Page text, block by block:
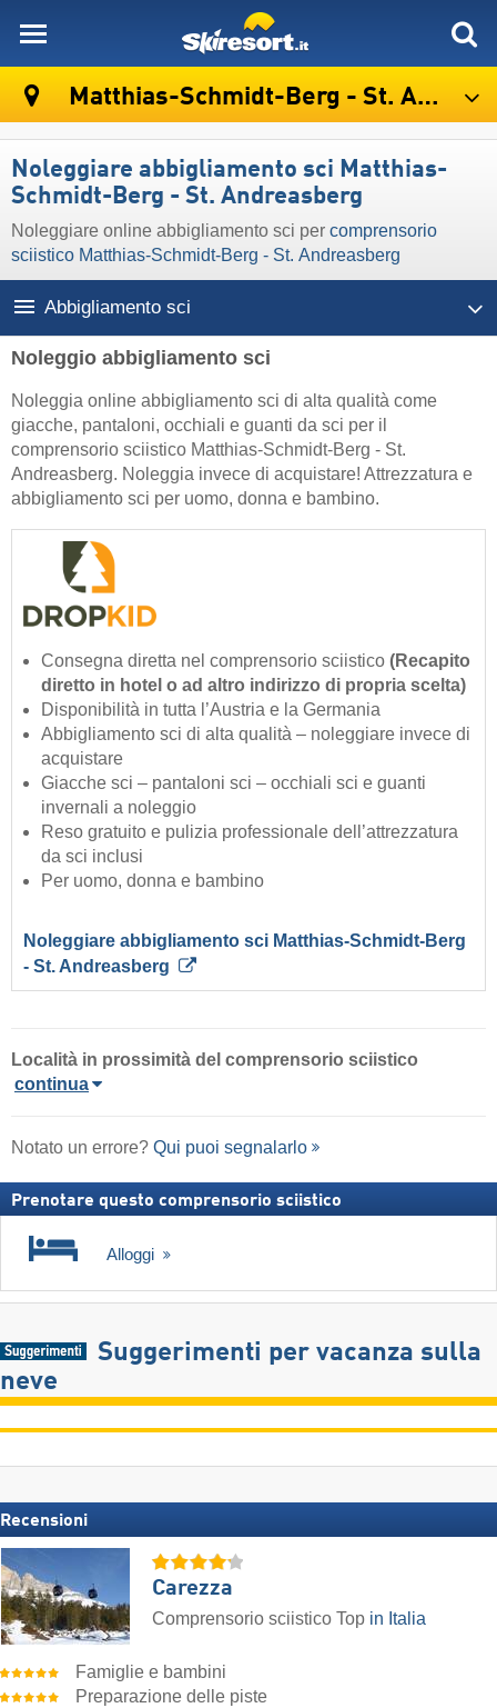
Matthias-Schmidt-Berg - St. Andreasberg
Noleggiare abbigliamento sci Matthias-
Schmidt-Berg - St. Andreasberg
Noleggiare online abbigliamento sci per comprensorio
sciistico Matthias-Schmidt-Berg - St. Andreasberg
Abbigliamento sci
Noleggio abbigliamento sci
Noleggia online abbigliamento sci di alta qualità come
giacche, pantaloni, occhiali e guanti da sci per il
comprensorio sciistico Matthias-Schmidt-Berg - St.
Andreasberg. Noleggia invece di acquistare! Attrezzatura e
abbigliamento sci per uomo, donna e bambino.
Consegna diretta nel comprensorio sciistico (Recapito
diretto in hotel o ad altro indirizzo di propria scelta)
Disponibilità in tutta l’Austria e la Germania
Abbigliamento sci di alta qualità – noleggiare invece di
acquistare
Giacche sci – pantaloni sci – occhiali sci e guanti
invernali a noleggio
Reso gratuito e pulizia professionale dell’attrezzatura
da sci inclusi
Per uomo, donna e bambino
Noleggiare abbigliamento sci Matthias-Schmidt-Berg
- St. Andreasberg
Località in prossimità del comprensorio sciistico
continua
Notato un errore? Qui puoi segnalarlo
Prenotare questo comprensorio sciistico
Alloggi
Suggerimenti per vacanza sulla
neve
Recensioni
Carezza
Comprensorio sciistico Top in Italia
Famiglie e bambini
Preparazione delle piste